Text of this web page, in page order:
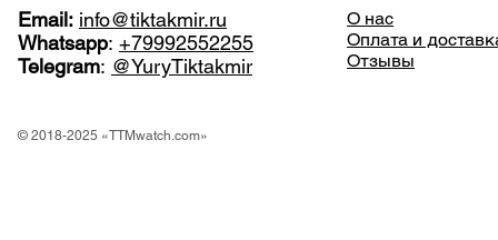
Email: info@tiktakmir.ru
Whatsapp: +79992552255
Telegram: @YuryTiktakmir
О нас
Оплата и
Отзывы
© 2018-2025 «TTMwatch.com»